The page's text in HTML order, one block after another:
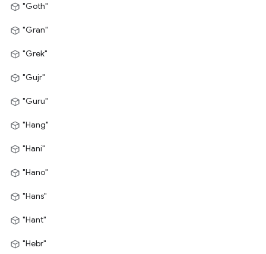
"Goth"
"Gran"
"Grek"
"Gujr"
"Guru"
"Hang"
"Hani"
"Hano"
"Hans"
"Hant"
"Hebr"